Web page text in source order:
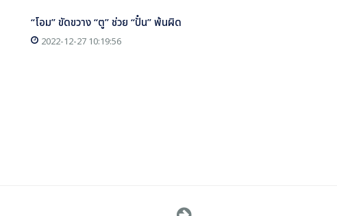
“โอม” ขัดขวาง “ตู” ช่วย “ปั๋น” พ้นผิด
2022-12-27 10:19:56